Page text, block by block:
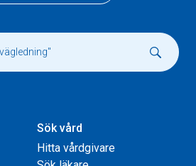
Sök vård
Hitta vårdgivare